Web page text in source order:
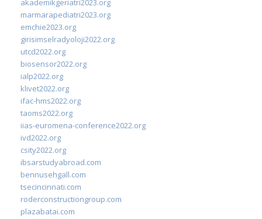
marmarapediatri2023.org
emchie2023.org
girisimselradyoloji2022.org
utcd2022.org
biosensor2022.org
ialp2022.org
klivet2022.org
ifac-hms2022.org
taoms2022.org
iias-euromena-conference2022.org
ivd2022.org
csity2022.org
ibsarstudyabroad.com
bennusehgall.com
tsecincinnati.com
roderconstructiongroup.com
plazabatai.com